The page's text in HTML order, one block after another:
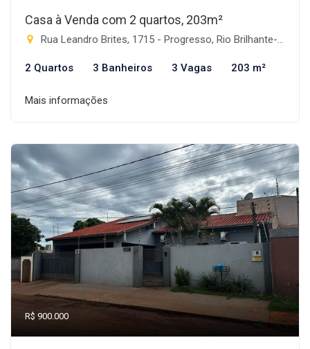
Casa à Venda com 2 quartos, 203m²
Rua Leandro Brites, 1715 - Progresso, Rio Brilhante-MS
2 Quartos 3 Banheiros 3 Vagas 203 m²
Mais informações
R$ 900.000